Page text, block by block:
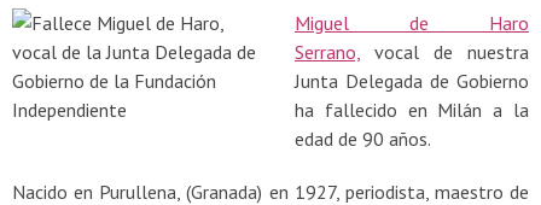
Miguel de Haro
Serrano,
vocal de nuestra
Junta Delegada de Gobierno
ha fallecido en Milán a la
edad de 90 años.
Nacido en Purullena, (Granada) en 1927, periodista, maestro de